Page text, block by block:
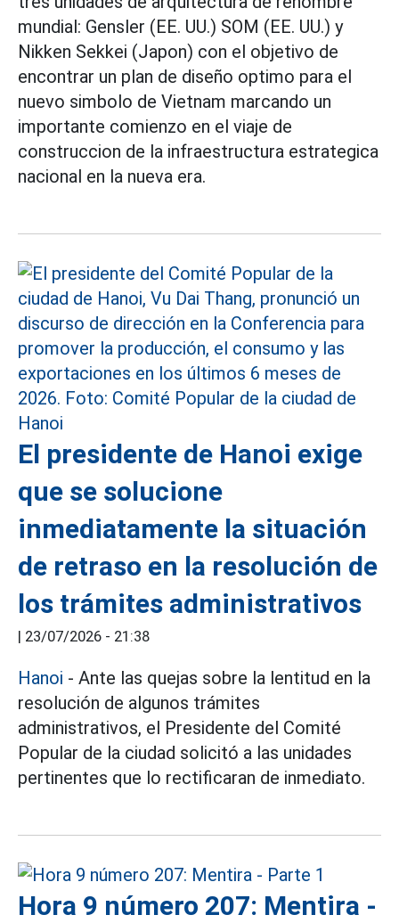
mundial: Gensler (EE. UU.) SOM (EE. UU.) y
Nikken Sekkei (Japon) con el objetivo de
encontrar un plan de diseño optimo para el
nuevo simbolo de Vietnam marcando un
importante comienzo en el viaje de
construccion de la infraestructura estrategica
nacional en la nueva era.
El presidente de Hanoi exige
que se solucione
inmediatamente la situación
de retraso en la resolución de
los trámites administrativos
| 23/07/2026 - 21:38
Hanoi - Ante las quejas sobre la lentitud en la
resolución de algunos trámites
administrativos, el Presidente del Comité
Popular de la ciudad solicitó a las unidades
pertinentes que lo rectificaran de inmediato.
Hora 9 número 207: Mentira -